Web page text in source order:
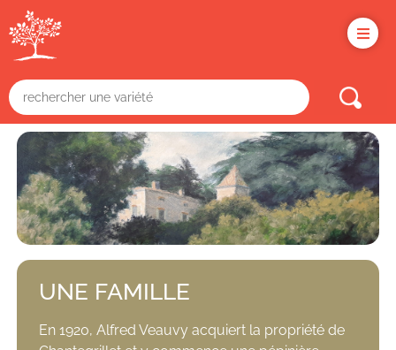
UNE FAMILLE
En 1920, Alfred Veauvy acquiert la propriété de
Panneau de gestion des cookies